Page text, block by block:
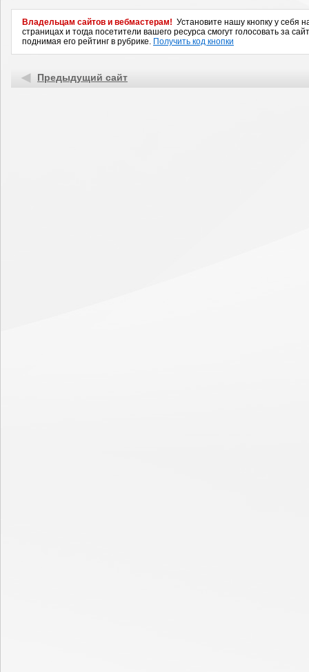
Владельцам сайтов и вебмастерам! Установите нашу кнопку у себя
страницах и тогда посетители вашего ресурса смогут голосовать за
поднимая его рейтинг в рубрике. Получить код кнопки
Предыдущий сайт